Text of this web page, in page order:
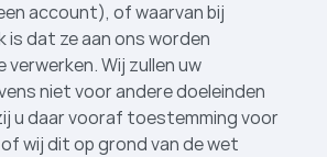
account), of waarvan bij
is dat ze aan ons worden
Wij zullen uw
niet voor andere doeleinden
u daar vooraf toestemming voor
wij dit op grond van de wet